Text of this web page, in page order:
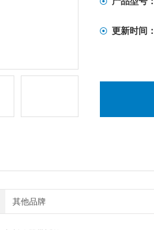
更新时间：
其他品牌